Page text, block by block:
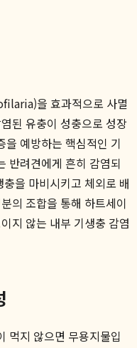
을 효과적으로 사멸
된 유충이 성충으로 성장
을 예방하는 핵심적인 기
반려견에게 흔히 감염되
을 마비시키고 체외로 배
의 조합을 통해 하트세이
지 않는 내부 기생충 감염
먹지 않으면 무용지물입